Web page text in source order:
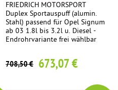
FRIEDRICH MOTORSPORT
Duplex Sportauspuff (alumin.
Stahl) passend für Opel Signum
ab 03 1.8l bis 3.2l u. Diesel -
Endrohrvariante frei wählbar
708,50 € 673,07 €